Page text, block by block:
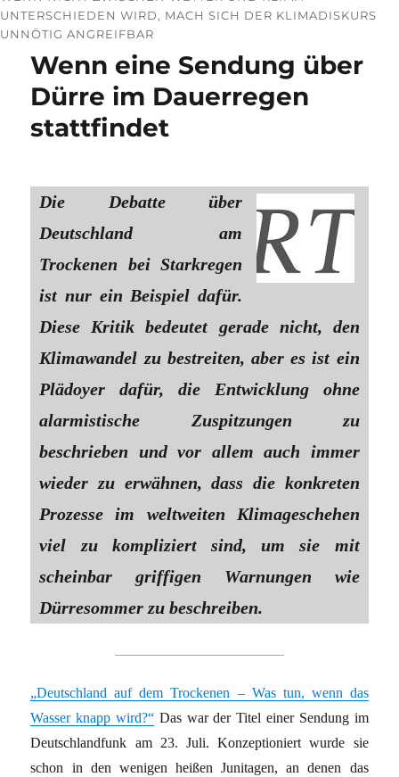
UNTERSCHIEDEN WIRD, MACH SICH DER KLIMADISKURS
UNNÖTIG ANGREIFBAR
Wenn eine Sendung über
Dürre im Dauerregen
stattfindet
Die Debatte über
Deutschland am
Trockenen bei Starkregen
ist nur ein Beispiel dafür.
Diese Kritik bedeutet gerade nicht, den
Klimawandel zu bestreiten, aber es ist ein
Plädoyer dafür, die Entwicklung ohne
alarmistische Zuspitzungen zu
beschrieben und vor allem auch immer
wieder zu erwähnen, dass die konkreten
Prozesse im weltweiten Klimageschehen
viel zu kompliziert sind, um sie mit
scheinbar griffigen Warnungen wie
Dürresommer zu beschreiben.
„Deutschland auf dem Trockenen – Was tun, wenn das
Wasser knapp wird?“ Das war der Titel einer Sendung im
Deutschlandfunk am 23. Juli. Konzeptioniert wurde sie
schon in den wenigen heißen Junitagen, an denen das